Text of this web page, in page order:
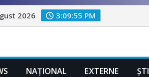
2026 3:09:57 PM
NAŢIONAL EXTERNE